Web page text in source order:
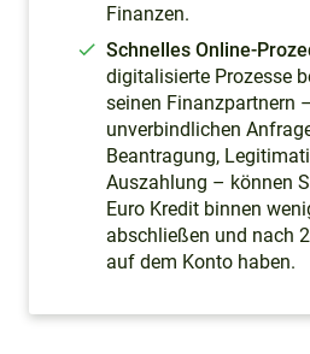
Finanzen.
Schnelles Online-
digitalisierte Prozesse
seinen Finanzpartnern
unverbindlichen
Beantragung,
Auszahlung – können
Euro Kredit binnen
abschließen und nach
auf dem Konto haben.